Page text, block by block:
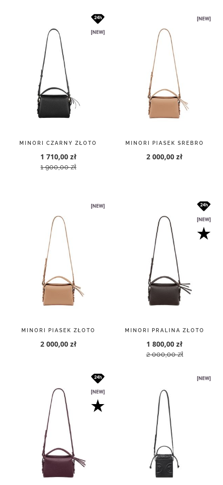
MINORI CZARNY ZŁOTO
1 710,00 zł
1 900,00 zł
MINORI PIASEK SREBRO
2 000,00 zł
MINORI PIASEK ZŁOTO
2 000,00 zł
MINORI PRALINA ZŁOTO
1 800,00 zł
2 000,00 zł